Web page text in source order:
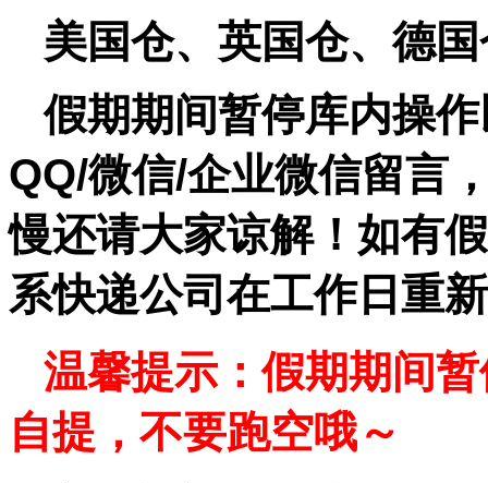
美国仓、英国仓、德
假期期间暂停库内操
QQ/微信/企业微信留言
慢还请大家谅解！ 如有
系快递公司在工作日重
温馨提示：假期期间
自提，不要跑空哦～